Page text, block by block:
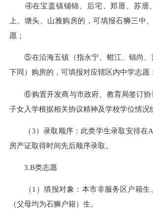
④在宝盖镇铺锦、后宅、郑厝、苏厝
上、塘头、山雅购房的，可填报石狮三中
愿；
⑤在沿海五镇（指永宁、蚶江、锦尚、
下同）购房的，可填报对应辖区内中学志愿
⑥购置开发商与市政府、教育局签订协
子女入学根据相关协议精神及学校学位情况
（3）录取顺序：此类学生录取安排在A
房产证取得时间先后顺序录取。
3.B类志愿
（1）填报对象：本市非服务区户籍生
（父母均为石狮户籍）生。